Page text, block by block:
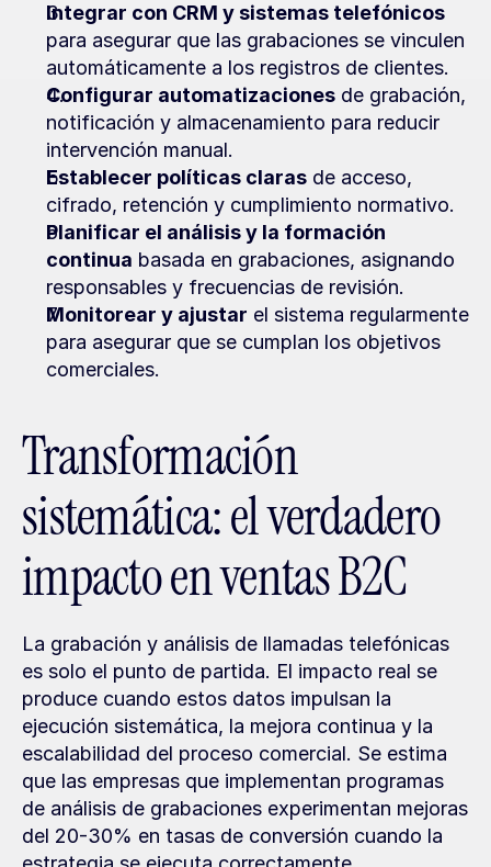
Integrar con CRM y sistemas telefónicos
para asegurar que las grabaciones se vinculen
automáticamente a los registros de clientes.
Configurar automatizaciones de grabación,
notificación y almacenamiento para reducir
intervención manual.
Establecer políticas claras de acceso,
cifrado, retención y cumplimiento normativo.
Planificar el análisis y la formación
continua basada en grabaciones, asignando
responsables y frecuencias de revisión.
Monitorear y ajustar el sistema regularmente
para asegurar que se cumplan los objetivos
comerciales.
Transformación
sistemática: el verdadero
impacto en ventas B2C
La grabación y análisis de llamadas telefónicas
es solo el punto de partida. El impacto real se
produce cuando estos datos impulsan la
ejecución sistemática, la mejora continua y la
escalabilidad del proceso comercial. Se estima
que las empresas que implementan programas
de análisis de grabaciones experimentan mejoras
del 20-30% en tasas de conversión cuando la